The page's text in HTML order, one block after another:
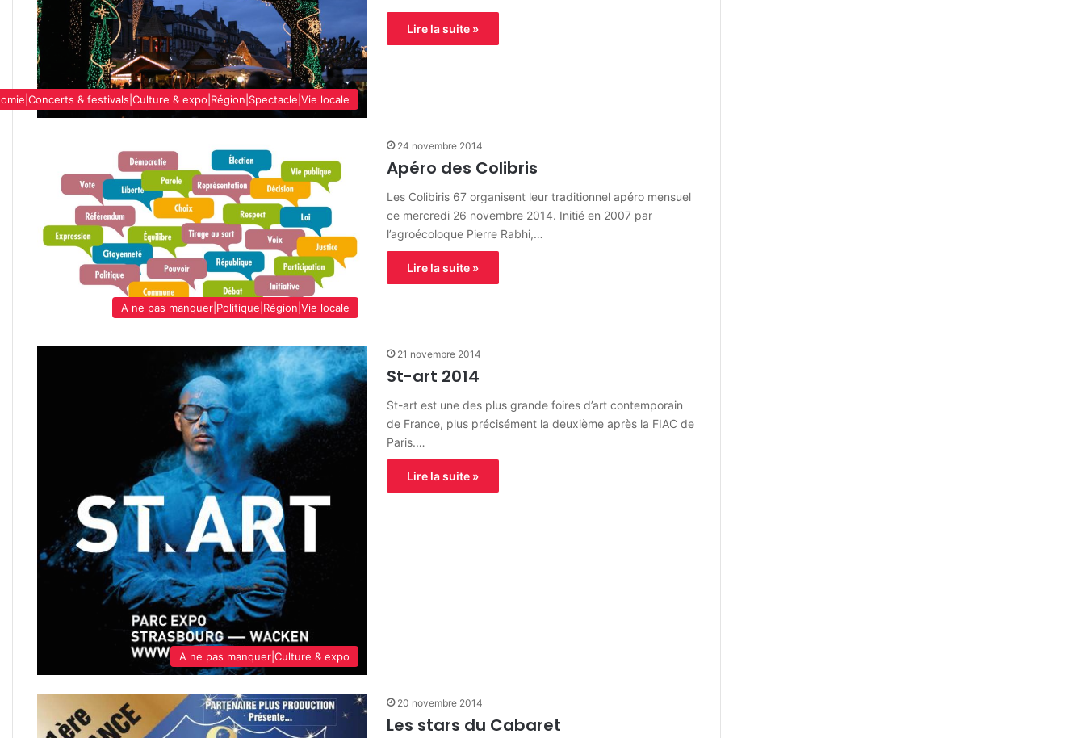
& festivals|Culture & expo|Région|Spectacle|Vie locale
Lire la suite »
A ne pas manquer|Politique|Région|Vie locale
24 novembre 2014
Apéro des Colibris
Les Colibiris 67 organisent leur traditionnel apéro mensuel
ce mercredi 26 novembre 2014. Initié en 2007 par
l’agroécoloque Pierre Rabhi,…
Lire la suite »
A ne pas manquer|Culture & expo
21 novembre 2014
St-art 2014
St-art est une des plus grande foires d’art contemporain
de France, plus précisément la deuxième après la FIAC de
Paris.…
Lire la suite »
20 novembre 2014
Les stars du Cabaret